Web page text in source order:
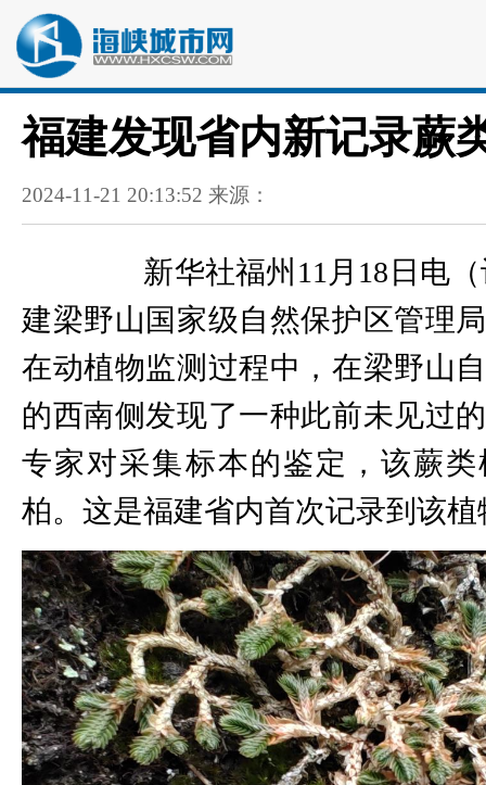
福建发现省内新记录蕨
2024-11-21 20:13:52 来源：
新华社福州11月18日电（
建梁野山国家级自然保护区管理
在动植物监测过程中，在梁野山
的西南侧发现了一种此前未见过
专家对采集标本的鉴定，该蕨
柏。这是福建省内首次记录到该植